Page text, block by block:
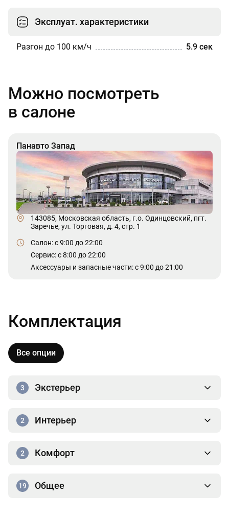
Эксплуат. характеристики
Разгон до 100 км/ч 5.9 сек
Можно посмотреть
в салоне
Панавто Запад
143085, Московская область, г.о. Одинцовский, пгт.
Заречье, ул. Торговая, д. 4, стр. 1
Салон: c 9:00 до 22:00
Сервис: c 8:00 до 22:00
Аксессуары и запасные части: с 9:00 до 21:00
Комплектация
Все опции
3 Экстерьер
2 Интерьер
2 Комфорт
19 Общее